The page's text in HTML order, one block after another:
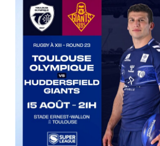
The End of Reubenn Rennie’s Olympian Journey
6 août 2026